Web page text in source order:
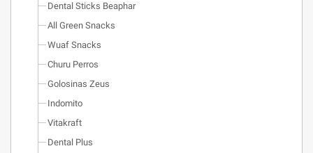
Dental Sticks Beaphar
All Green Snacks
Wuaf Snacks
Churu Perros
Golosinas Zeus
Indomito
Vitakraft
Dental Plus